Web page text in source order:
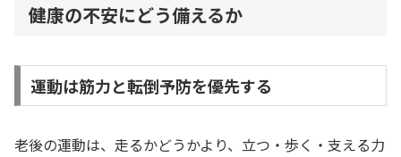
健康の不安にどう備えるか
運動は筋力と転倒予防を優先する
老後の運動は、走るかどうかより、立つ・歩く・支える力